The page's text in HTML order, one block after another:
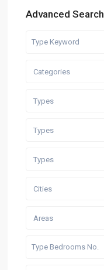
Advanced Search
Categories
Types
Types
Types
Cities
Areas